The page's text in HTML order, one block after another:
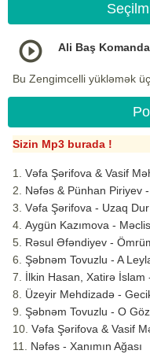
Ali Baş
Bu Zengimcelli yükləmək
Sizin Mp3 burada !
Vəfa Şərifova & Vasif
Nəfəs & Pünhan Piriyev
Vəfa Şərifova - Uzaq Dur
Aygün Kazımova - Məclis
Rəsul Əfəndiyev -
Şəbnəm Tovuzlu - A
İlkin Hasan, Xatirə İslam
Üzeyir Mehdizadə -
Şəbnəm Tovuzlu - O
Vəfa Şərifova & Vasif
Nəfəs - Xanımın Ağası